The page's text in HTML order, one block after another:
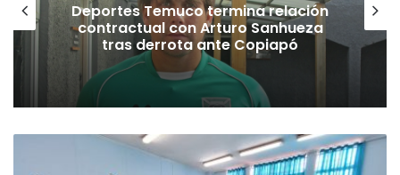
Deportes Temuco termina relación
contractual con Arturo Sanhueza
tras derrota ante Copiapó